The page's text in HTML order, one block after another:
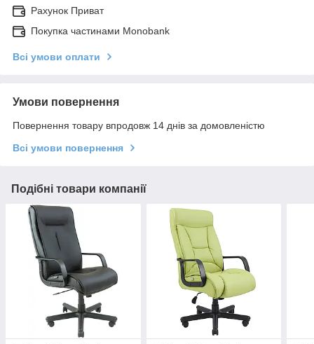
Рахунок Приват
Покупка частинами Monobank
Всі умови оплати
Умови повернення
Повернення товару впродовж 14 днів за домовленістю
Всі умови повернення
Подібні товари компанії